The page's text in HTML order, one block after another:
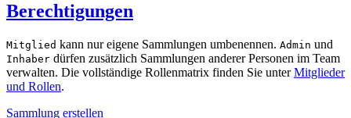
Berechtigungen
Mitglied kann nur eigene Sammlungen umbenennen. Admin und
Inhaber dürfen zusätzlich Sammlungen anderer Personen im Team
verwalten. Die vollständige Rollenmatrix finden Sie unterMitglieder
und Rollen.
Sammlung erstellen